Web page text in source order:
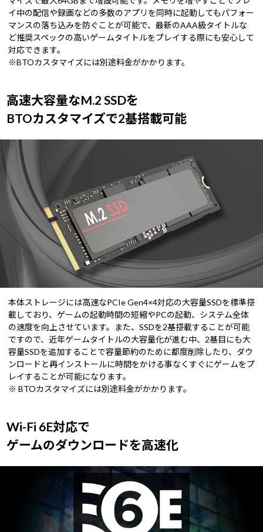
イ中の配信や録画などの多数のアプリを同時に起動してもパフォー
マンスの落ち込みを防ぐことが可能で、最新のAAA級タイトルな
ど推奨スペックの高いゲームタイトルをプレイする際にも安心して
対応できます。
※BTOカスタマイズには別途料金がかかります。
高速大容量なM.2 SSDを
BTOカスタマイズで2基搭載可能
本体ストレージには高速なPCIe Gen4×4対応の大容量SSDを標準搭
載しており、ゲームの起動時間の短縮やPCの起動、システム全体
の速度を向上させています。また、SSDを2基搭載することが可能
ですので、近年ゲームタイトルの大容量化が進む中、2基目にも大
容量SSDを追加することで容量節約のために都度削除したり、ダウ
ンロードと再インストールに時間をかける事なくすぐにゲームをプ
レイすることが可能になります。
※ BTOカスタマイズには別途料金がかかります。
Wi-Fi 6E対応で
ゲームのダウンロードを高速化